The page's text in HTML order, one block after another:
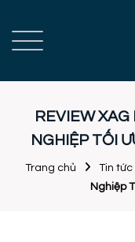
REVIEW
NGHIỆP TỐI
Trang chủ Tin tức
Nghiệp